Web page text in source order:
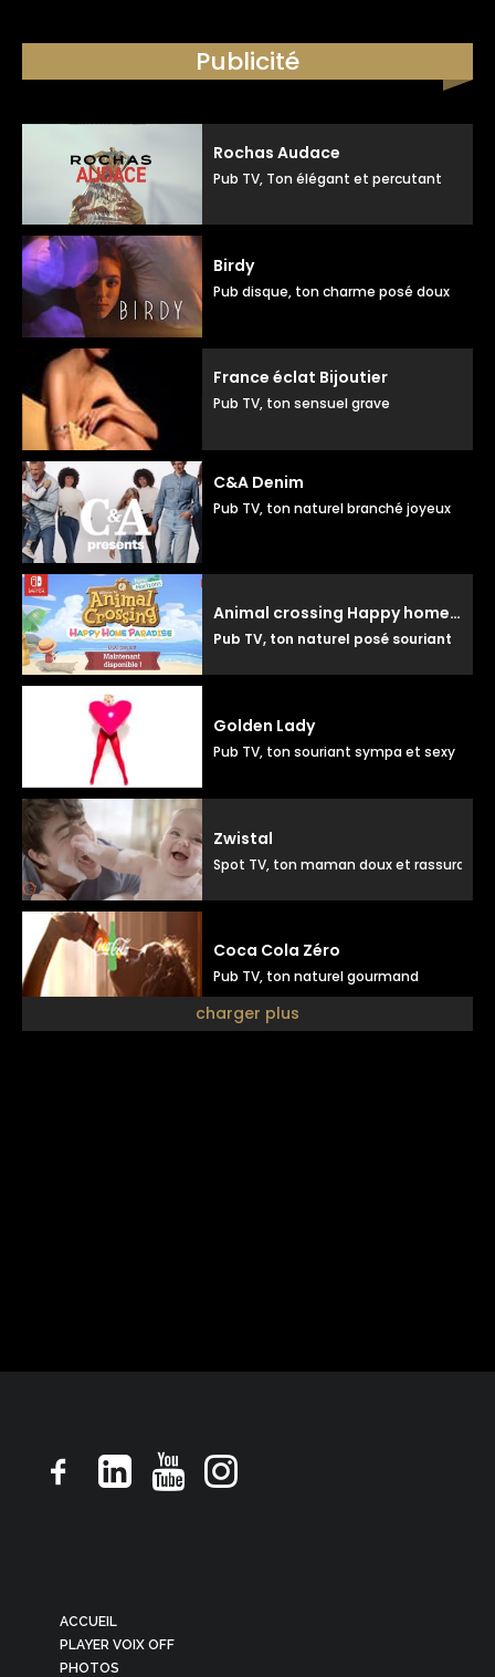
Publicité
Rochas Audace
Pub TV, Ton élégant et percutant
Birdy
Pub disque, ton charme posé doux
France éclat Bijoutier
Pub TV, ton sensuel grave
C&A Denim
Pub TV, ton naturel branché joyeux
Animal crossing Happy home paradise
Pub TV, ton naturel posé souriant
Golden Lady
Pub TV, ton souriant sympa et sexy
Zwistal
Spot TV, ton maman doux et rassurant
Coca Cola Zéro
Pub TV, ton naturel gourmand
charger plus
ACCUEIL
PLAYER VOIX OFF
PHOTOS